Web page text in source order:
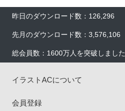
昨日のダウンロード数：126,296
先月のダウンロード数：3,576,106
総会員数：1600万人を突破しました
イラストACについて
会員登録